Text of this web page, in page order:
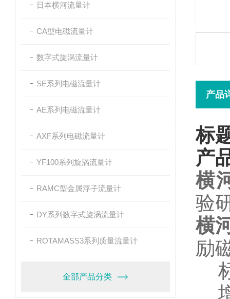
日本横河流量计
CA型电磁流量计
数字式旋涡流量计
SE系列电磁流量计
AE系列电磁流量计
AXF系列电磁流量计
YF100系列旋涡流量计
RAMC型金属浮子流量计
DY系列数字式旋涡流量计
ROTAMASS3系列质量流量计
全部产品分类
产品
标
产
横
验
横
励